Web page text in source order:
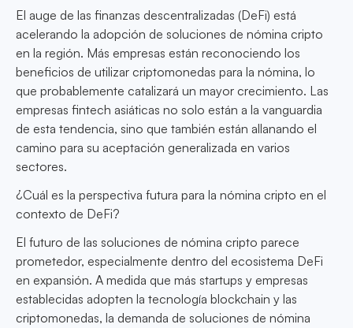
El auge de las finanzas descentralizadas (DeFi) está
acelerando la adopción de soluciones de nómina cripto
en la región. Más empresas están reconociendo los
beneficios de utilizar criptomonedas para la nómina, lo
que probablemente catalizará un mayor crecimiento. Las
empresas fintech asiáticas no solo están a la vanguardia
de esta tendencia, sino que también están allanando el
camino para su aceptación generalizada en varios
sectores.
¿Cuál es la perspectiva futura para la nómina cripto en el
contexto de DeFi?
El futuro de las soluciones de nómina cripto parece
prometedor, especialmente dentro del ecosistema DeFi
en expansión. A medida que más startups y empresas
establecidas adopten la tecnología blockchain y las
criptomonedas, la demanda de soluciones de nómina